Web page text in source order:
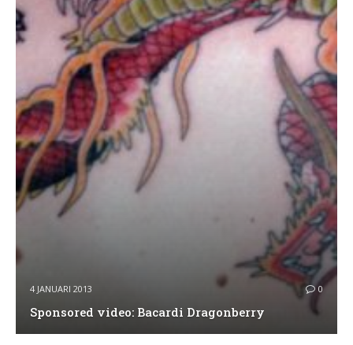
4 JANUARI 2013 0
Sponsored video: Bacardi Dragonberry